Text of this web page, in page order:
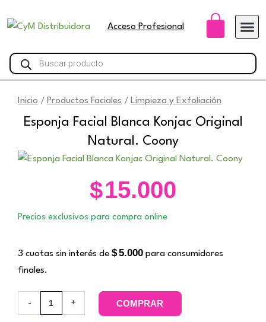
Acceso Profesional
Búsqueda
de
productos
Inicio / Productos Faciales / Limpieza y Exfoliación
Esponja Facial Blanca Konjac Original
Natural. Coony
$15.000
Precios exclusivos para compra online
3 cuotas sin interés de $5.000 para consumidores
finales.
-
Esponja
Facial
+ COMPRAR